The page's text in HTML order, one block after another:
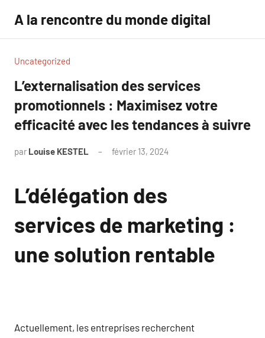
contenu
A la rencontre du monde digital
Uncategorized
L’externalisation des services
promotionnels : Maximisez votre
efficacité avec les tendances à suivre
par Louise KESTEL février 13, 2024
L’délégation des
services de marketing :
une solution rentable
Actuellement, les entreprises recherchent